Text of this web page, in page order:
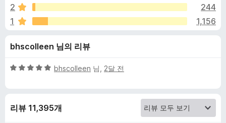
능
c
k
P
u
4
2
244
1
1,156
bhscolleen 님의 리뷰
5
에
bhscolleen 님, 2달 전
리뷰 11,395개